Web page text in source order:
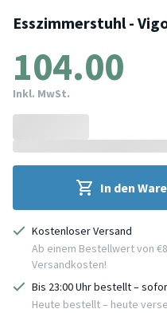
Esszimmerstuhl -
104.00
Inkl. MwSt.
In den
Kostenloser Versand
Ab einem Bestellwert von
Versandkosten!
Bis 23:00 Uhr bestellt –
Heute bestellt – heute